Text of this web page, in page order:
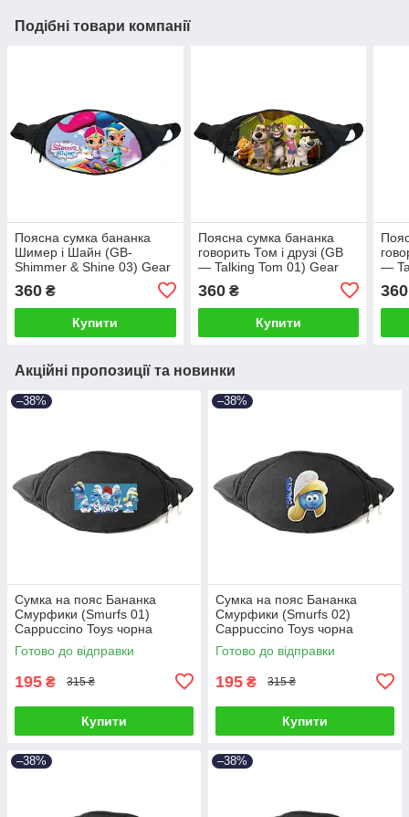
Подібні товари компанії
Поясна сумка бананка
Шимер і Шайн (GB-
Shimmer & Shine 03) Gear
360 ₴
Купити
Поясна сумка бананка
говорить Том і друзі (GB
— Talking Tom 01) Gear
360₴
Купити
—
360
Акційні пропозиції та новинки
–38%
Сумка на пояс Бананка
Смурфики (Smurfs 01)
Cappuccino Toys чорна
Готово до відправки
195 ₴ 315 ₴
Купити
–38%
Сумка на пояс Бананка
Смурфики (Smurfs 02)
Cappuccino Toys чорна
Готово до відправки
195 ₴ 315 ₴
Купити
–38% –38%